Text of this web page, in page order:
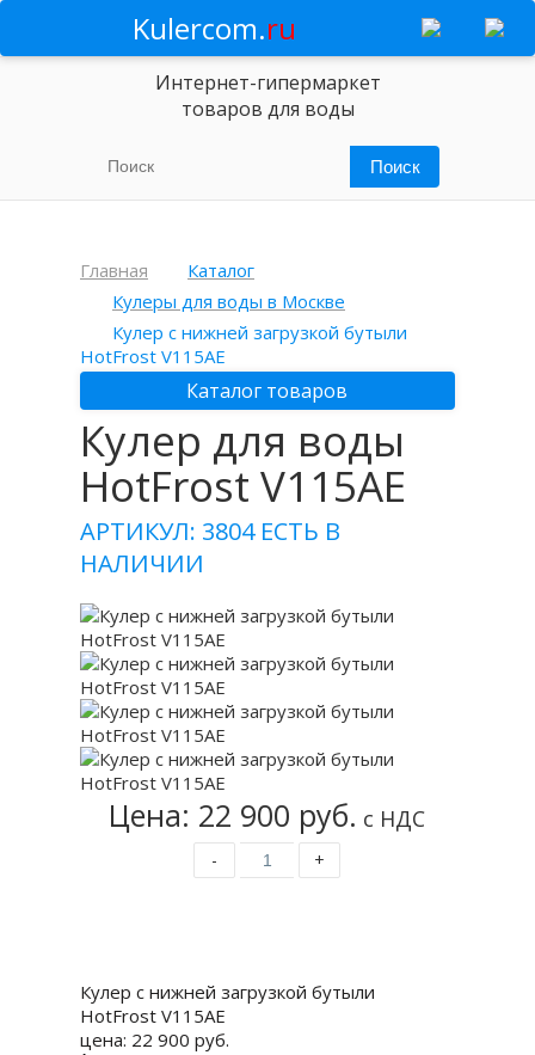
Kulercom.ru
Интернет-гипермаркет
товаров для воды
Главная
Каталог
Кулеры для воды в Москве
Кулер с нижней загрузкой бутыли
HotFrost V115AE
Каталог товаров
Кулер для воды
HotFrost V115AE
АРТИКУЛ: 3804 ЕСТЬ В
НАЛИЧИИ
Цена: 22 900 руб. с НДС
- +
Кулер с нижней загрузкой бутыли
HotFrost V115AE
цена: 22 900 руб.